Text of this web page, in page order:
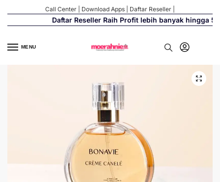
Call Center Download Apps Daftar Reseller
Daftar Reseller Raih Profit lebih banyak hingga
MENU